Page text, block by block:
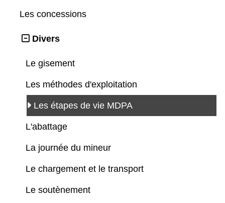
Les concessions
Divers
Le gisement
Les méthodes d'exploitation
Les étapes de vie MDPA
L'abattage
La journée du mineur
Le chargement et le transport
Le soutènement